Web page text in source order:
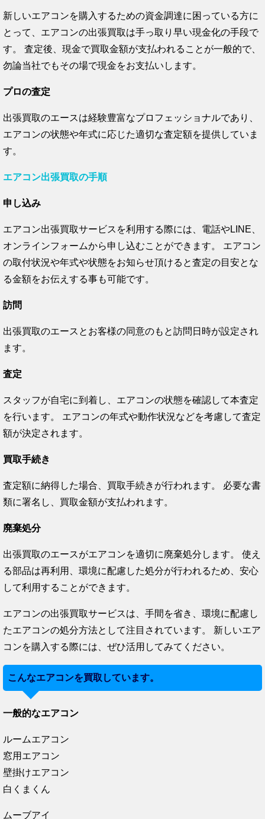
新しいエアコンを購入するための資金調達に困っている方に
とって、エアコンの出張買取は手っ取り早い現金化の手段で
す。 査定後、現金で買取金額が支払われることが一般的で、
勿論当社でもその場で現金をお支払いします。
プロの査定
出張買取のエースは経験豊富なプロフェッショナルであり、
エアコンの状態や年式に応じた適切な査定額を提供していま
す。
エアコン出張買取の手順
申し込み
エアコン出張買取サービスを利用する際には、電話やLINE、
オンラインフォームから申し込むことができます。 エアコン
の取付状況や年式や状態をお知らせ頂けると査定の目安とな
る金額をお伝えする事も可能です。
訪問
出張買取のエースとお客様の同意のもと訪問日時が設定され
ます。
査定
スタッフが自宅に到着し、エアコンの状態を確認して本査定
を行います。 エアコンの年式や動作状況などを考慮して査定
額が決定されます。
買取手続き
査定額に納得した場合、買取手続きが行われます。 必要な書
類に署名し、買取金額が支払われます。
廃棄処分
出張買取のエースがエアコンを適切に廃棄処分します。 使え
る部品は再利用、環境に配慮した処分が行われるため、安心
して利用することができます。
エアコンの出張買取サービスは、手間を省き、環境に配慮し
たエアコンの処分方法として注目されています。 新しいエア
コンを購入する際には、ぜひ活用してみてください。
こんなエアコンを買取しています。
一般的なエアコン
ルームエアコン
窓用エアコン
壁掛けエアコン
白くまくん
ムーブアイ